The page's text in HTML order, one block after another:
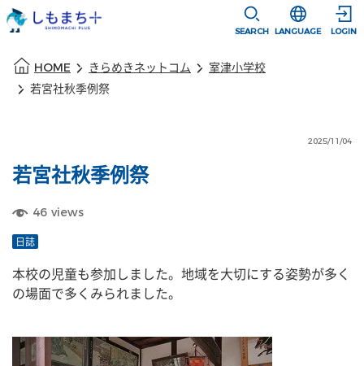
SEARCH
選択すると言
LANGUAGE LOGIN
HOME きらめきネットコム
室津小学校
若宮社秋季例祭
2025/11/04
若宮社秋季例祭
46 views
日誌
本校の児童も参加しました。地域を大切にする姿勢が多く
の場面で多くみられました。